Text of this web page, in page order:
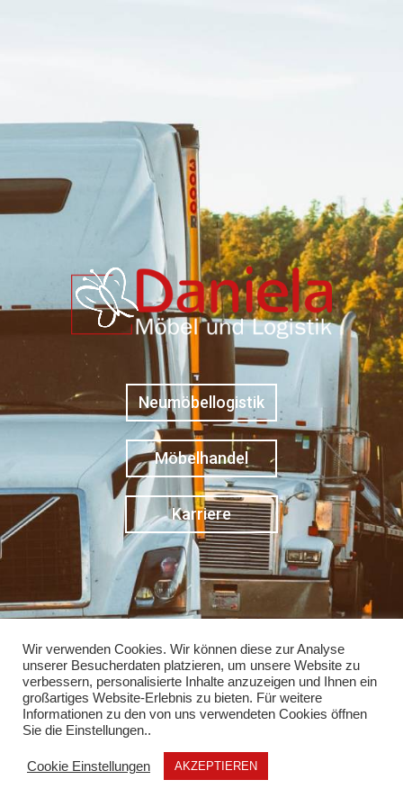
Neumöbellogistik
Möbelhandel
Karriere
Wir verwenden Cookies. Wir können diese zur Analyse
unserer Besucherdaten platzieren, um unsere Website zu
verbessern, personalisierte Inhalte anzuzeigen und Ihnen ein
großartiges Website-Erlebnis zu bieten. Für weitere
Informationen zu den von uns verwendeten Cookies öffnen
Sie die Einstellungen..
Cookie Einstellungen AKZEPTIEREN